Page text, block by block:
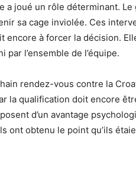
a joué un rôle déterminant. Le
sa cage inviolée. Ces
encore à forcer la décision.
l’ensemble de l’équipe.
rendez-vous contre la
la qualification doit encore
d’un avantage
ont obtenu le point qu’ils